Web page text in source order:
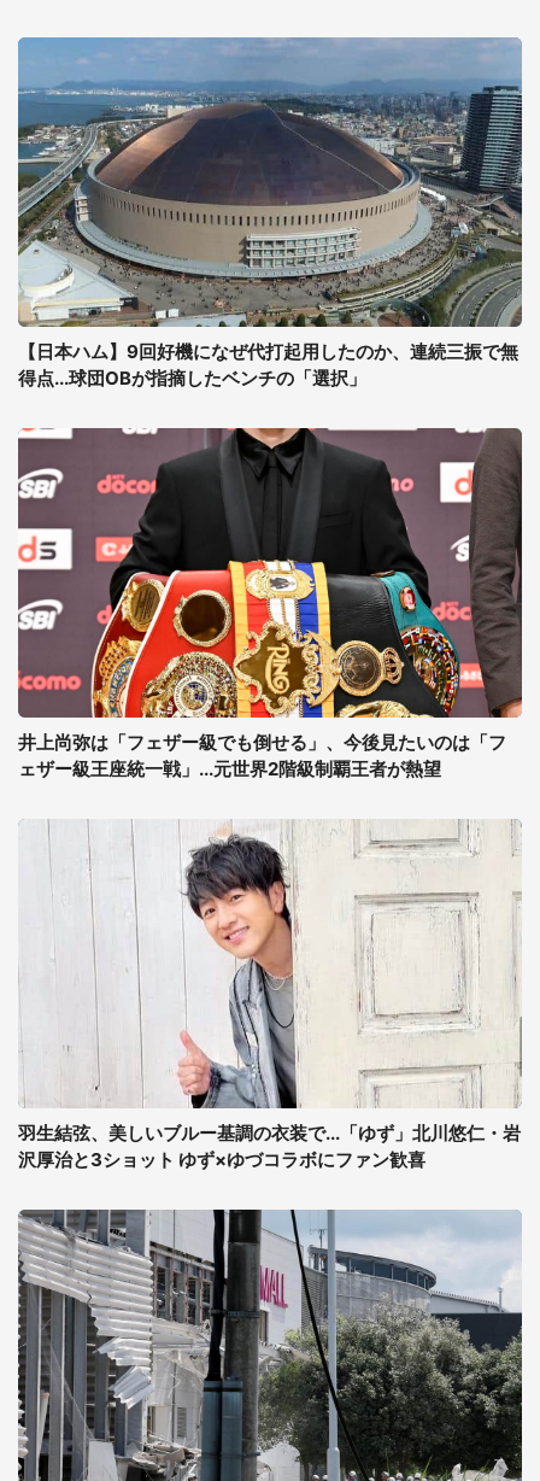
【日本ハム】9回好機になぜ代打起用したのか、連続三振で無
得点...球団OBが指摘したベンチの「選択」
井上尚弥は「フェザー級でも倒せる」、今後見たいのは「フ
ェザー級王座統一戦」...元世界2階級制覇王者が熱望
羽生結弦、美しいブルー基調の衣装で...「ゆず」北川悠仁・岩
沢厚治と3ショット ゆず×ゆづコラボにファン歓喜